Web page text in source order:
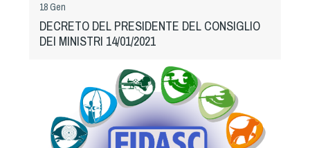
18 Gen
DECRETO DEL PRESIDENTE DEL CONSIGLIO
DEI MINISTRI 14/01/2021
Paintball
Softair
Cinofilia Sportiva
Agility